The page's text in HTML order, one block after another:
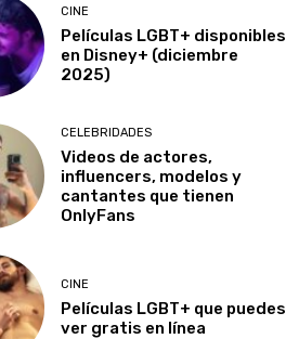
CINE
Películas LGBT+ disponibles
en Disney+ (diciembre
2025)
CELEBRIDADES
Videos de actores,
influencers, modelos y
cantantes que tienen
OnlyFans
CINE
Películas LGBT+ que puedes
ver gratis en línea